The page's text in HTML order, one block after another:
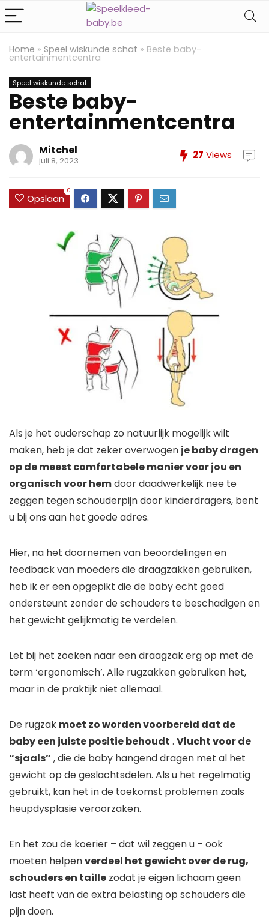
Home » Speel wiskunde schat » Beste baby-
entertainmentcentra
Speel wiskunde schat
Beste baby-
entertainmentcentra
Mitchel
juli 8, 2023 27 Views
Opslaan
0
Als je het ouderschap zo natuurlijk mogelijk wilt
maken, heb je dat zeker overwogen je baby dragen
op de meest comfortabele manier voor jou en
organisch voor hemdoor daadwerkelijk nee te
zeggen tegen schouderpijn door kinderdragers, bent
u bij ons aan het goede adres.
Hier, na het doornemen van beoordelingen en
feedback van moeders die draagzakken gebruiken,
heb ik er een opgepikt die de baby echt goed
ondersteunt zonder de schouders te beschadigen en
het gewicht gelijkmatig te verdelen.
Let bij het zoeken naar een draagzak erg op met de
term ‘ergonomisch’. Alle rugzakken gebruiken het,
maar in de praktijk niet allemaal.
De rugzak moet zo worden voorbereid dat de
baby een juiste positie behoudt . Vlucht voor de
“sjaals” , die de baby hangend dragen met al het
gewicht op de geslachtsdelen. Als u het regelmatig
gebruikt, kan het in de toekomst problemen zoals
heupdysplasie veroorzaken.
En het zou de koerier – dat wil zeggen u – ook
moeten helpenverdeel het gewicht over de rug,
schouders en taille zodat je eigen lichaam geen
last heeft van de extra belasting op schouders die
pijn doen.